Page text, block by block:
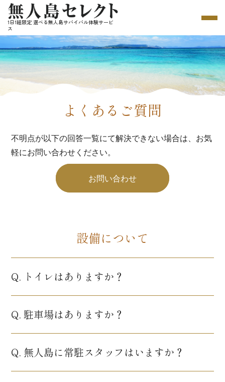
1日1組限定 選べる無人島サバイバル体験サービ
ス
よくあるご質問
不明点が以下の回答一覧にて解決できない場合は、お気
軽にお問い合わせください。
お問い合わせ
設備について
Q. トイレはありますか？
Q. 駐車場はありますか？
Q. 無人島に常駐スタッフはいますか？